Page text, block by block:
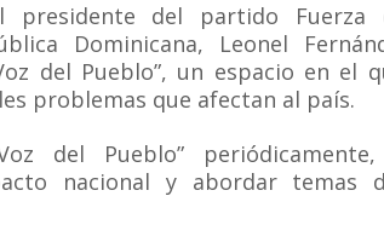
presidente del partido Fuerza
Dominicana, Leonel
del Pueblo”, un espacio en el
problemas que afectan al país.
del Pueblo”
nacional y abordar temas